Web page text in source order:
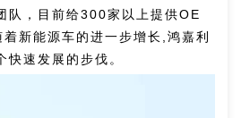
队，目前给300家以上提供OE
新能源车的进一步增长,鸿嘉利
快速发展的步伐。